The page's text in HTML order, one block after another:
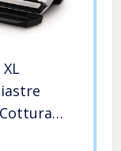
e